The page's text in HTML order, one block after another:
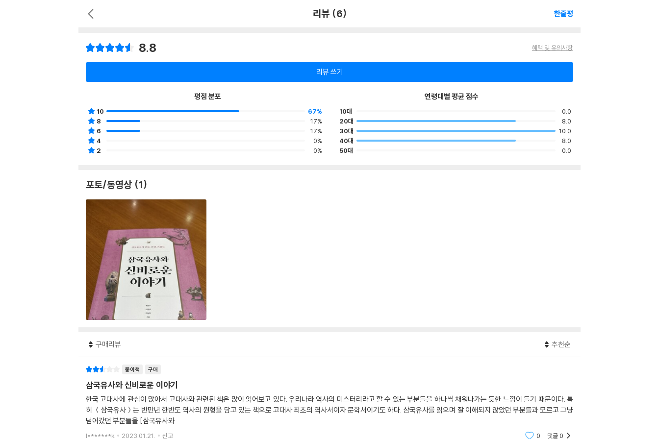
리뷰 (6) 한줄평
8.8 혜택 및 유의사항
리뷰 쓰기
평점 분포
10
67%
8
17%
6
17%
4
0%
2
0%
연령대별 평균 점수
10대
0.0
20대
8.0
30대
10.0
40대
8.0
50대
0.0
포토/동영상 (1)
구매리뷰 추천순
종이책 구매
삼국유사와 신비로운 이야기
한국 고대사에 관심이 많아서 고대사와 관련된 책은 많이 읽어보고 있다. 우리나라 역사의 미스터리라고 할 수 있는 부분들을 하나씩 채워나가는 듯한 느낌이 들기 때문이다. 특
히 ＜삼국유사＞는 반만년 한반도 역사의 원형을 담고 있는 책으로 고대사 최초의 역사서이자 문학서이기도 하다. 삼국유사를 읽으며 잘 이해되지 않았던 부분들과 모르고 그냥
넘어갔던 부분들을 [삼국유사와
l*******k 2023.01.21. 신고 0 댓글0